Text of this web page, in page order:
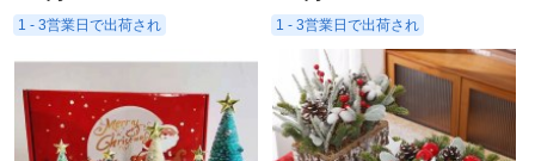
1 - 3営業日で出荷され 1 - 3営業日で出荷され